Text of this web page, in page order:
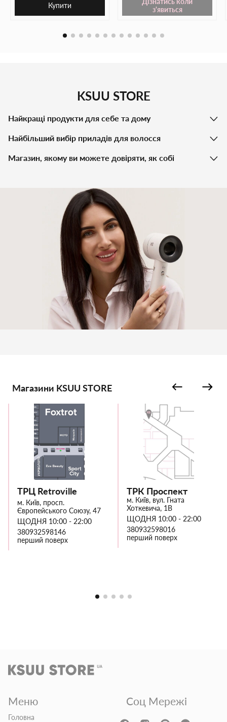
Купити
з'явиться
KSUU STORE
Найкращі продукти для себе та дому
Найбільший вибір приладів для волосся
Магазин, якому ви можете довіряти, як собі
Магазини KSUU STORE
ТРЦ Retroville
м. Київ, просп.
Європейського Союзу, 47
ЩОДНЯ 10:00 - 22:00
380932598146
перший поверх
ТРК Проспект
м. Київ, вул. Гната
Хоткевича, 1В
ЩОДНЯ 10:00 - 22:00
380932598016
перший поверх
Меню
Головна
Соц Мережі